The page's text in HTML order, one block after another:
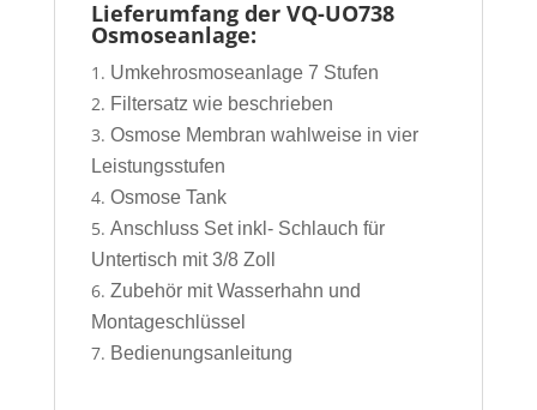
Lieferumfang der VQ-UO738
Osmoseanlage:
Umkehrosmoseanlage 7 Stufen
Filtersatz wie beschrieben
Osmose Membran wahlweise in vier
Leistungsstufen
Osmose Tank
Anschluss Set inkl- Schlauch für
Untertisch mit 3/8 Zoll
Zubehör mit Wasserhahn und
Montageschlüssel
Bedienungsanleitung